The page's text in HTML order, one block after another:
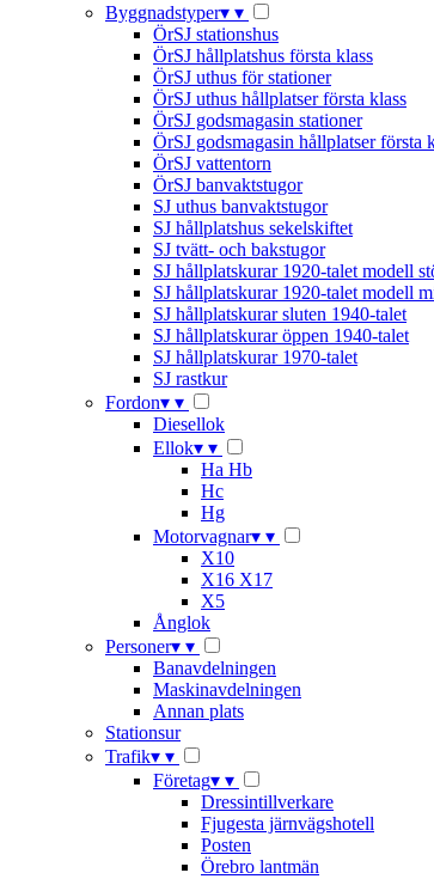
Byggnadstyper▾ ▾
ÖrSJ stationshus
ÖrSJ hållplatshus första klass
ÖrSJ uthus för stationer
ÖrSJ uthus hållplatser första klass
ÖrSJ godsmagasin stationer
ÖrSJ godsmagasin hållplatser första
ÖrSJ vattentorn
ÖrSJ banvaktstugor
SJ uthus banvaktstugor
SJ hållplatshus sekelskiftet
SJ tvätt- och bakstugor
SJ hållplatskurar 1920-talet modell
SJ hållplatskurar 1920-talet modell
SJ hållplatskurar sluten 1940-talet
SJ hållplatskurar öppen 1940-talet
SJ hållplatskurar 1970-talet
SJ rastkur
Fordon▾ ▾
Diesellok
Ellok▾ ▾
Ha Hb
Hc
Hg
Motorvagnar▾ ▾
X10
X16 X17
X5
Ånglok
Personer▾ ▾
Banavdelningen
Maskinavdelningen
Annan plats
Stationsur
Trafik▾ ▾
Företag▾ ▾
Dressintillverkare
Fjugesta järnvägshotell
Posten
Örebro lantmän